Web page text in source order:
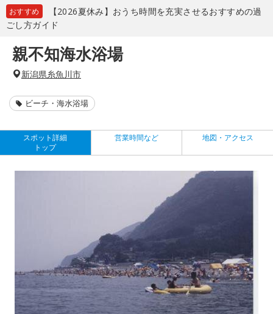
おすすめ
【2026夏休み】おうち時間を充実させるおすすめの過
ごし方ガイド
親不知海水浴場
新潟県糸魚川市
ビーチ・海水浴場
スポット詳細
トップ
営業時間など 地図・アクセス